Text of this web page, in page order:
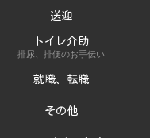
送迎
トイレ介助
排尿、排便のお手伝い
就職、転職
その他